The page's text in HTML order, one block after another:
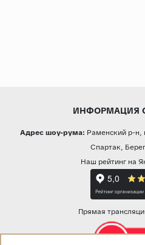
ИНФОРМАЦИЯ
Адрес шоу-рума: Раменский р-н,
Спартак,
Наш рейтинг на
Прямая